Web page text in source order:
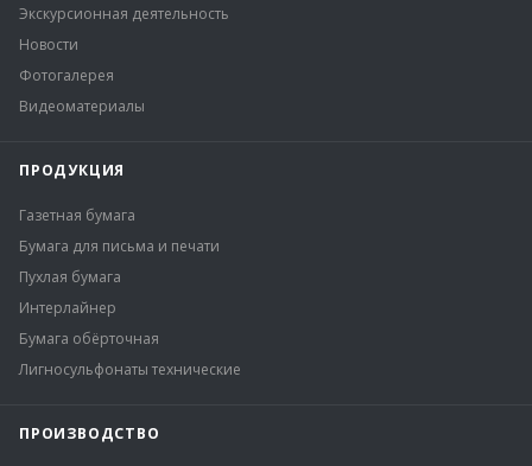
Экскурсионная деятельность
Новости
Фотогалерея
Видеоматериалы
ПРОДУКЦИЯ
Газетная бумага
Бумага для письма и печати
Пухлая бумага
Интерлайнер
Бумага обёрточная
Лигносульфонаты технические
ПРОИЗВОДСТВО